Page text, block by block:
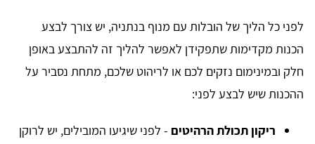
לפני כל הליך של הובלות עם מנוף בנתניה, יש צורך לבצע
הכנות מקדימות שתפקידן לאפשר להליך זה להתבצע באופן
חלק ובמינימום נזקים לכם או לריהוט שלכם, מתחת נסביר על
ההכנות שיש לבצע לפני:
ריקון תכולת הרהיטים - לפני שיגיעו המובילים, יש לרוקן